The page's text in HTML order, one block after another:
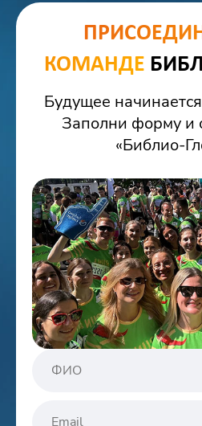
КОМАНДЕ
Будущее
Заполни форму и
«Библио-